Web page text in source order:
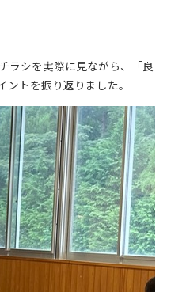
ラシを実際に見ながら、「良
トを振り返りました。